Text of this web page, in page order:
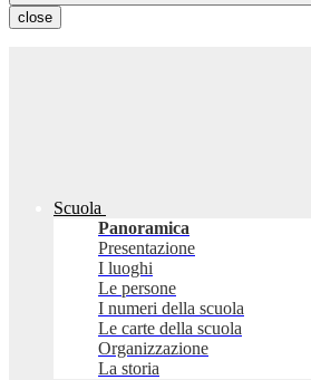
close
Scuola
Panoramica
Presentazione
I luoghi
Le persone
I numeri della scuola
Le carte della scuola
Organizzazione
La storia